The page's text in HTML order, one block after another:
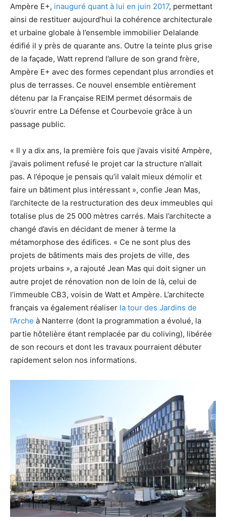
Ampère E+, inauguré quant à lui en juin 2017, permettant
ainsi de restituer aujourd’hui la cohérence architecturale
et urbaine globale à l’ensemble immobilier Delalande
édifié il y près de quarante ans. Outre la teinte plus grise
de la façade, Watt reprend l’allure de son grand frère,
Ampère E+ avec des formes cependant plus arrondies et
plus de terrasses. Ce nouvel ensemble entièrement
détenu par la Française REIM permet désormais de
s’ouvrir entre La Défense et Courbevoie grâce à un
passage public.
« Il y a dix ans, la première fois que j’avais visité Ampère,
j’avais poliment refusé le projet car la structure n’allait
pas. A l’époque je pensais qu’il valait mieux démolir et
faire un bâtiment plus intéressant », confie Jean Mas,
l’architecte de la restructuration des deux immeubles qui
totalise plus de 25 000 mètres carrés. Mais l’architecte a
changé d’avis en décidant de mener à terme la
métamorphose des édifices. « Ce ne sont plus des
projets de bâtiments mais des projets de ville, des
projets urbains », a rajouté Jean Mas qui doit signer un
autre projet de rénovation non de loin de là, celui de
l’immeuble CB3, voisin de Watt et Ampère. L’architecte
français va également réaliser la tour des Jardins de
l’Arche à Nanterre (dont la programmation a évolué, la
partie hôtelière étant remplacée par du coliving), libérée
de son recours et dont les travaux pourraient débuter
rapidement selon nos informations.